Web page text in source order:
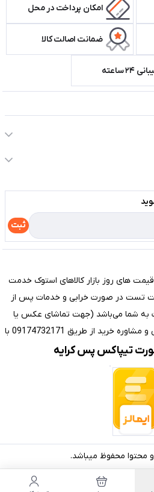
امکان پرداخت در محل
ضمانت اصالت کالا
۲۴ ساعته
ثبت
های روز بازار کالاهای استوک خدمت
با 7 روز مهلت تست در صورت خرابی و خدمات پس از
به شما می‌باشد (جهت تماشای عکس یا
فیلم کالای موردنظرتان، راهنمایی و مشاوره خرید از طریق 09174732171 با
تیپاکس پس کرایه
محتوا محفوظ میباشد.